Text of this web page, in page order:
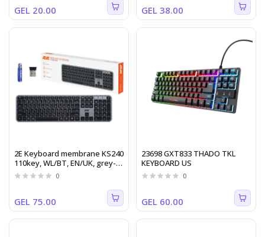
GEL 20.00 GEL 38.00
2E Keyboard membrane KS240
110key, WL/BT, EN/UK, grey-
black
0
GEL 75.00
23698 GXT833 THADO TKL
KEYBOARD US
0
GEL 60.00